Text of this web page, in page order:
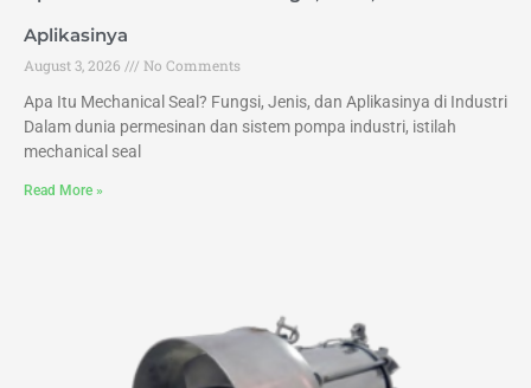
Aplikasinya
August 3, 2026
No Comments
Apa Itu Mechanical Seal? Fungsi, Jenis, dan Aplikasinya di Industri
Dalam dunia permesinan dan sistem pompa industri, istilah
mechanical seal
Read More »